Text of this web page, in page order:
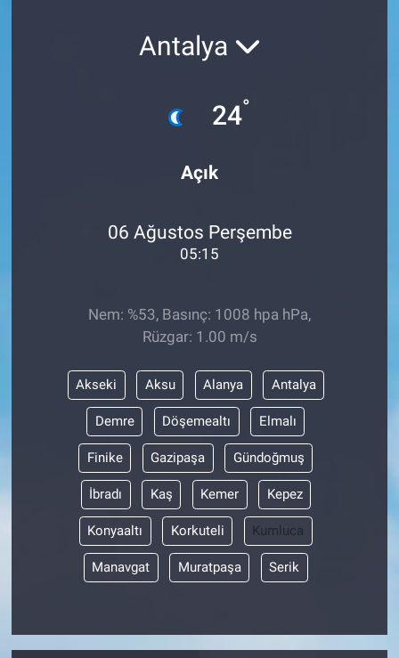
Antalya
24°
Açık
06 Ağustos Perşembe
05:15
Nem: %53, Basınç: 1008 hpa hPa,
Rüzgar: 1.00 m/s
Akseki Aksu Alanya Antalya
Demre Döşemealtı Elmalı
Finike Gazipaşa Gündoğmuş
İbradı Kaş Kemer Kepez
Konyaaltı Korkuteli Kumluca
Manavgat Muratpaşa Serik